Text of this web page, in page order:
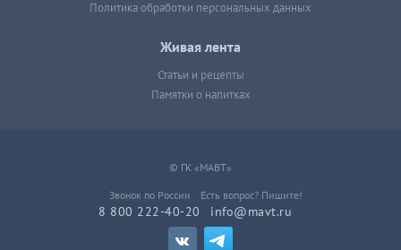
Политика обработки персональных данных
Живая лента
Статьи и рецепты
Памятки о напитках
© ГК «МАВТ»
Звонок по России
8 800 222-40-20
Есть вопрос? Пишите!
info@mavt.ru